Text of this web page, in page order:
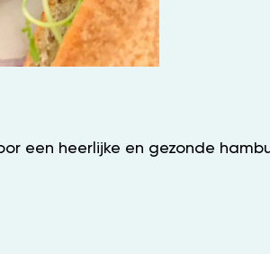
een heerlijke en gezonde